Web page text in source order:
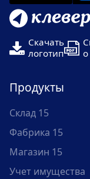
Скачать
логотип
Продукты
Склад 15
Фабрика 15
Магазин 15
Учет имущества